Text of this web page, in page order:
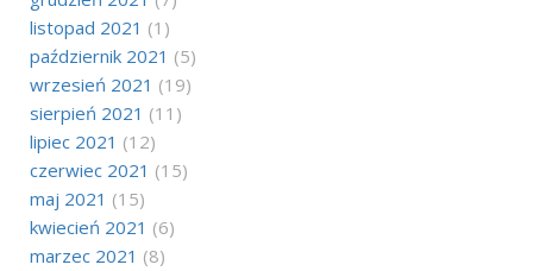
listopad 2021 (1)
październik 2021 (5)
wrzesień 2021 (19)
sierpień 2021 (11)
lipiec 2021 (12)
czerwiec 2021 (15)
maj 2021 (15)
kwiecień 2021 (6)
marzec 2021 (8)